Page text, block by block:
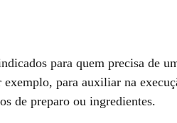
para quem precisa de
para auxiliar na
de preparo ou ingredientes.